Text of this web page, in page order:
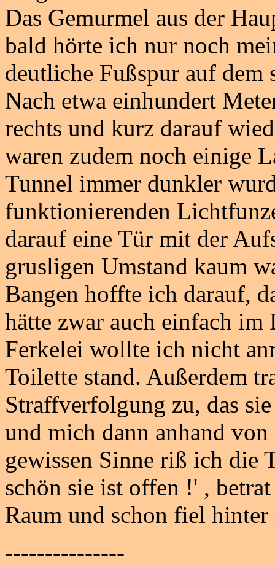
Das Gemurmel aus der
bald hörte ich nur noch
deutliche Fußspur auf
Nach etwa einhundert
rechts und kurz darauf
waren zudem noch einige
Tunnel immer dunkler
funktionierenden
darauf eine Tür mit der
grusligen Umstand kaum
Bangen hoffte ich darauf,
hätte zwar auch einfach im
Ferkelei wollte ich nicht
Toilette stand. Außerdem
Straffverfolgung zu, das
und mich dann anhand
gewissen Sinne riß ich die
schön sie ist offen !' ,
Raum und schon fiel
---------------